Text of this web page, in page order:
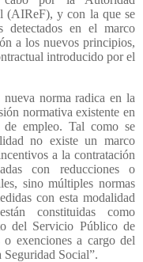
(AIReF), y con la que se
detectados en el marco
a los nuevos principios,
introducido por el
norma radica en la
normativa existente en
empleo. Tal como se
no existe un marco
a la contratación
con reducciones o
sino múltiples normas
con esta modalidad
constituidas como
del Servicio Público de
exenciones a cargo del
Seguridad Social”.